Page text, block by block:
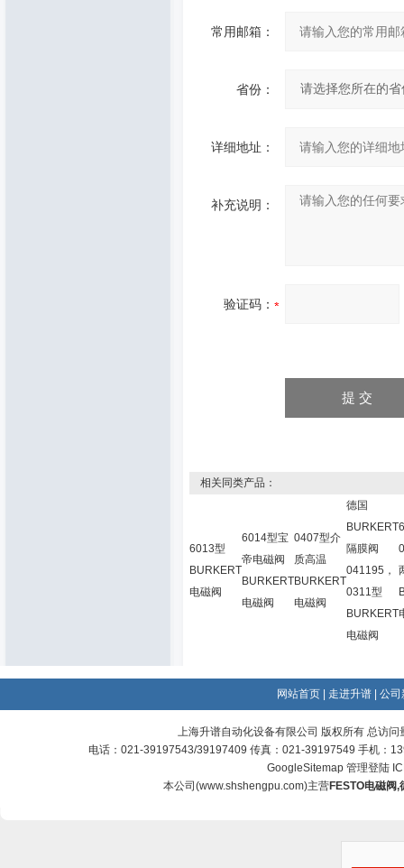
常用邮箱：
省份：
详细地址：
补充说明：
验证码：
相关同类产品：
6013型
BURKERT
电磁阀
6014型宝
帝电磁阀
BURKERT
电磁阀
0407型介
质高温
BURKERT
电磁阀
德国
BURKERT
隔膜阀
041195，
0311型
BURKERT
电磁阀
网站首页 走进升谱 公司
上海升谱自动化设备有限公司 版权所有 总访问
电话：021-39197543/39197409 传真：021-39197549 手机：
GoogleSitemap 管理登陆
本公司(www.shshengpu.com)主营FESTO电磁阀,